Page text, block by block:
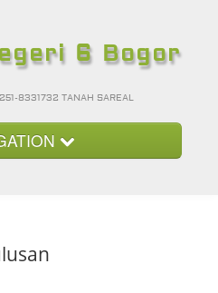
6 Bogor
8331732 TANAH SAREAL